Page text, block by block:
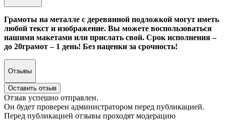
Грамоты на металле с деревянной подложкой могут иметь
любой текст и изображение. Вы можете воспользоваться
нашими макетами или прислать свой. Срок исполнения –
до 20грамот – 1 день! Без наценки за срочность!
Отзывы
Оставить отзыв
Отзыв успешно отправлен.
Он будет проверен администратором перед публикацией.
Перед публикацией отзывы проходят модерацию